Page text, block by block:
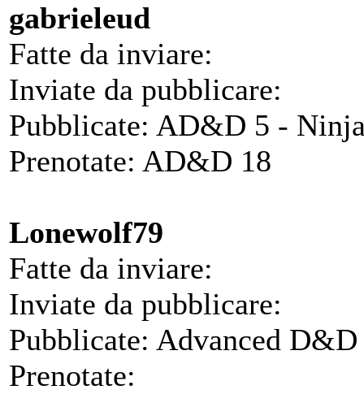
gabrieleud
Fatte da inviare:
Inviate da pubblicare:
Pubblicate: AD&D 5 -
Prenotate: AD&D 18
Lonewolf79
Fatte da inviare:
Inviate da pubblicare:
Pubblicate: Advanced
Prenotate: